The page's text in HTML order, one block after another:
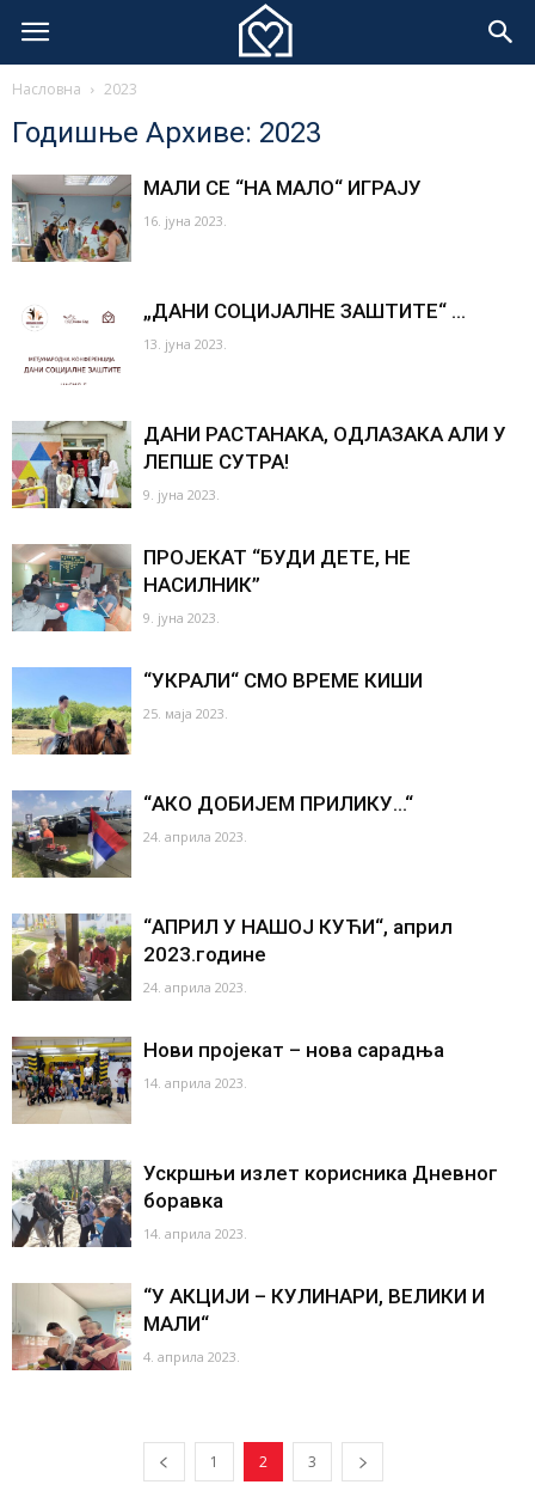
Насловна 2023
Годишње Архиве: 2023
МАЛИ СЕ “НА МАЛО“ ИГРАЈУ
16. јуна 2023.
„ДАНИ СОЦИЈАЛНЕ ЗАШТИТЕ“ ...
13. јуна 2023.
ДАНИ РАСТАНАКА, ОДЛАЗАКА АЛИ У
ЛЕПШЕ СУТРА!
9. јуна 2023.
ПРОЈЕКАТ “БУДИ ДЕТЕ, НЕ
НАСИЛНИК”
9. јуна 2023.
“УКРАЛИ“ СМО ВРЕМЕ КИШИ
25. маја 2023.
“АКО ДОБИЈЕМ ПРИЛИКУ…“
24. априла 2023.
“АПРИЛ У НАШОЈ КУЋИ“, април
2023.године
24. априла 2023.
Нови пројекат – нова сарадња
14. априла 2023.
Ускршњи излет корисника Дневног
боравка
14. априла 2023.
“У АКЦИЈИ – КУЛИНАРИ, ВЕЛИКИ И
МАЛИ“
4. априла 2023.
1 2 3